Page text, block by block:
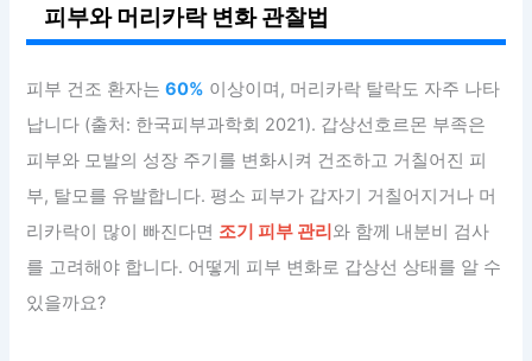
피부와 머리카락 변화 관찰법
피부 건조 환자는60% 이상이며, 머리카락 탈락도 자주 나타
납니다 (출처: 한국피부과학회 2021). 갑상선호르몬 부족은
피부와 모발의 성장 주기를 변화시켜 건조하고 거칠어진 피
부, 탈모를 유발합니다. 평소 피부가 갑자기 거칠어지거나 머
리카락이 많이 빠진다면 조기 피부 관리와 함께 내분비 검사
를 고려해야 합니다. 어떻게 피부 변화로 갑상선 상태를 알 수
있을까요?